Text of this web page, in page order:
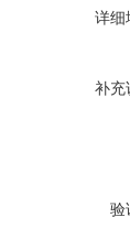
详细
补充
验